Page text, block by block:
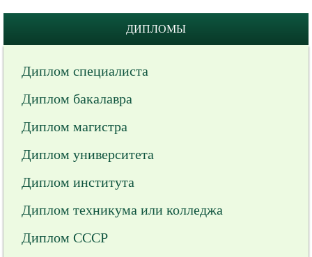
ДИПЛОМЫ
Диплом специалиста
Диплом бакалавра
Диплом магистра
Диплом университета
Диплом института
Диплом техникума или колледжа
Диплом СССР